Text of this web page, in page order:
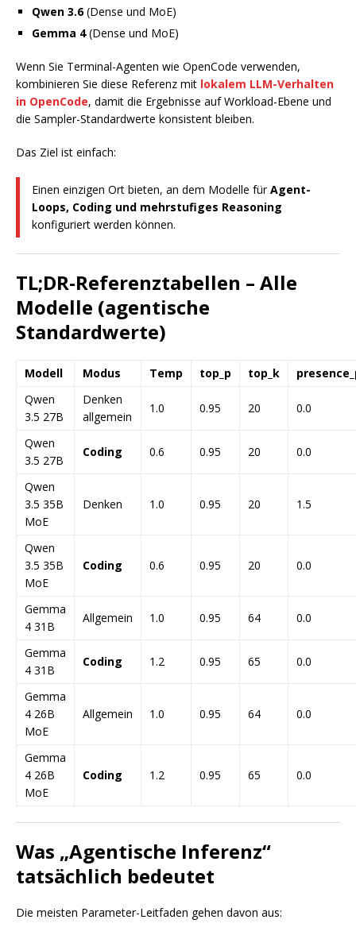
Qwen 3.6(Dense und MoE)
Gemma 4(Dense und MoE)
Wenn Sie Terminal-Agenten wie OpenCode verwenden,
kombinieren Sie diese Referenz mit lokalem LLM-Verhalten
in OpenCode, damit die Ergebnisse auf Workload-Ebene und
die Sampler-Standardwerte konsistent bleiben.
Das Ziel ist einfach:
Einen einzigen Ort bieten, an dem Modelle fürAgent-
Loops, Coding und mehrstufiges Reasoning
konfiguriert werden können.
TL;DR-Referenztabellen – Alle
Modelle (agentische
Standardwerte)
Modell Modus Temp top_p top_k
Qwen
3.5 27B
Denken
allgemein
1.0 0.95 20 0.0
Qwen
3.5 27B
Coding 0.6 0.95 20 0.0
Qwen
3.5 35B
MoE
Denken 1.0 0.95 20 1.5
Qwen
3.5 35B
MoE
Coding 0.6 0.95 20 0.0
Gemma
4 31B
Allgemein 1.0 0.95 64 0.0
Gemma
4 31B
Coding 1.2 0.95 65 0.0
Gemma
4 26B
MoE
Allgemein 1.0 0.95 64 0.0
Gemma
4 26B
MoE
Coding 1.2 0.95 65 0.0
Was „Agentische Inferenz“
tatsächlich bedeutet
Die meisten Parameter-Leitfaden gehen davon aus: